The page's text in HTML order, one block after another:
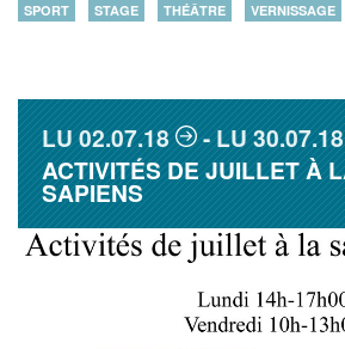
SPORT
STAGE THÉÂTRE VERNISSAGE
LU02.07.18 LU30.07.18
ACTIVITÉS DE JUILLET À
SAPIENS